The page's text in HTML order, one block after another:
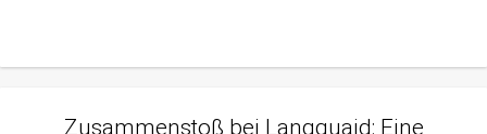
Zusammenstoß bei Langquaid: Eine